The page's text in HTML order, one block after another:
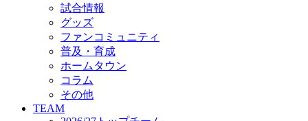
ホームゲーム運営管理規定
Jリーグ運営管理規定
写真・動画使用ガイドライン
ロートフィールド奈良
SCHEDULE
2026/27
練習見学時のファンサービスについて
TICKET
試合情報
グッズ
ファンコミュニティ
普及・育成
ホームタウン
コラム
その他
TEAM